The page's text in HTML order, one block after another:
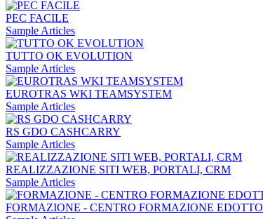
PEC FACILE
Sample Articles
TUTTO OK EVOLUTION
Sample Articles
EUROTRAS WKI TEAMSYSTEM
Sample Articles
RS GDO CASHCARRY
Sample Articles
REALIZZAZIONE SITI WEB, PORTALI, CRM
Sample Articles
FORMAZIONE - CENTRO FORMAZIONE EDOTTO